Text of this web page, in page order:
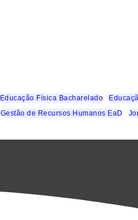
Educação Física Bacharelado
Gestão de Recursos Humanos EaD